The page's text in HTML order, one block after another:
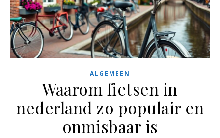
ALGEMEEN
Waarom fietsen in
nederland zo populair en
onmisbaar is